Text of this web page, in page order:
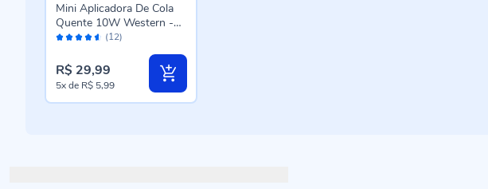
Avaliação: (12)
Mini Aplicadora De Cola
Quente 10W Western -
Bivolt
R$ 29,99
5xde R$ 5,99